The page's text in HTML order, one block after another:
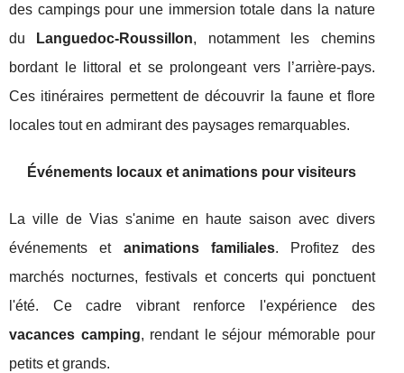
des campings pour une immersion totale dans la nature
du
Languedoc-Roussillon, notamment les chemins
bordant le littoral et se prolongeant vers l’arrière-pays.
Ces itinéraires permettent de découvrir la faune et flore
locales tout en admirant des paysages remarquables.
Événements locaux et animations pour visiteurs
La ville de Vias s'anime en haute saison avec divers
événements et animations familiales. Profitez des
marchés nocturnes, festivals et concerts qui ponctuent
l'été. Ce cadre vibrant renforce l'expérience des
vacances camping, rendant le séjour mémorable pour
petits et grands.